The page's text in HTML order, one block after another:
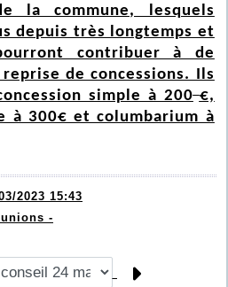
la commune, lesquels
depuis très longtemps et
contribuer à de
de concessions. Ils
simple à 200 €,
à 300€ et columbarium à
2023 15:43
-